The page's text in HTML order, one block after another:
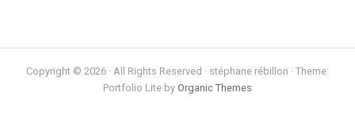
Copyright © 2026 · All Rights Reserved · stéphane rébillon · Theme:
Portfolio Lite by Organic Themes